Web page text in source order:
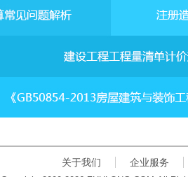
关于我们 企业服务